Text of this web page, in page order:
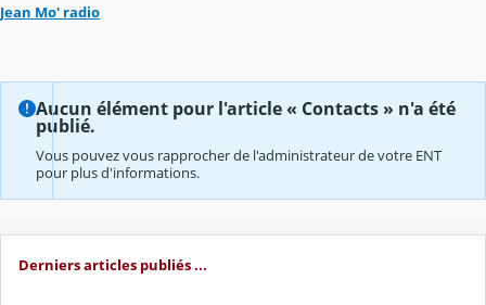
Jean Mo' radio
Aucun élément pour l'article « Contacts » n'a été
publié.
Vous pouvez vous rapprocher de l'administrateur de votre ENT
pour plus d'informations.
Derniers articles publiés ...